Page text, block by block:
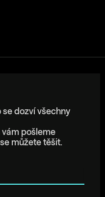
se dozví všechny
pošleme
můžete těšit.